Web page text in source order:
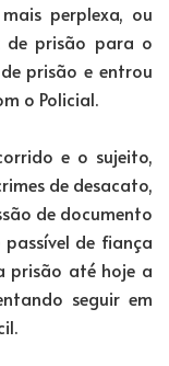
perplexa, ou
de prisão para o
prisão e entrou
o Policial.
e o sujeito,
de desacato,
de documento
de fiança
prisão até hoje a
seguir em